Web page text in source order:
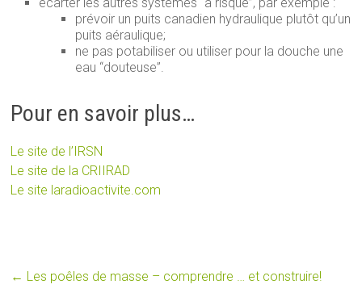
prévoir un puits canadien hydraulique plutôt qu’un
puits aéraulique;
ne pas potabiliser ou utiliser pour la douche une
eau “douteuse”.
Pour en savoir plus…
Le site de l’IRSN
Le site de la CRIIRAD
Le site laradioactivite.com
← Les poêles de masse – comprendre … et construire!